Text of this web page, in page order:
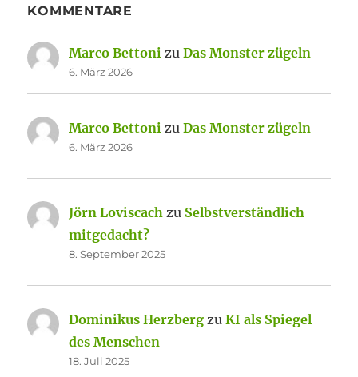
KOMMENTARE
Marco Bettoni zuDas Monster zügeln
6. März 2026
Marco Bettoni zuDas Monster zügeln
6. März 2026
Jörn Loviscach zu Selbstverständlich
mitgedacht?
8. September 2025
Dominikus Herzberg zuKI als Spiegel
des Menschen
18. Juli 2025